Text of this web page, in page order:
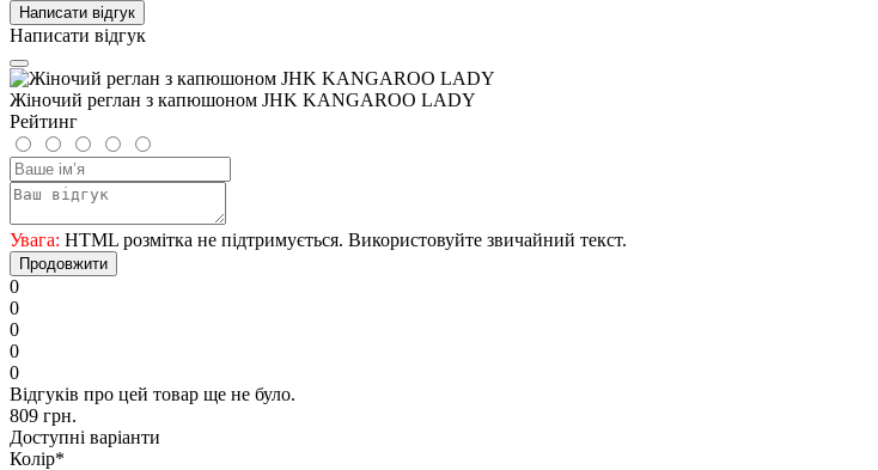
Написати відгук
Написати відгук
Жіночий реглан з капюшоном JHK KANGAROO LADY
Рейтинг
Увага: HTML розмітка не підтримується. Використовуйте звичайний текст.
Продовжити
0
0
0
0
0
Відгуків про цей товар ще не було.
809 грн.
Доступні варіанти
Колір*